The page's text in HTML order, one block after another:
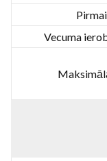
Vecuma